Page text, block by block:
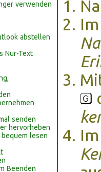
verwenden
abstellen
Nur-Text
senden
hervorheben
lesen
Beenden